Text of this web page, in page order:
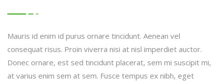
Mauris id enim id purus ornare tincidunt. Aenean vel
consequat risus. Proin viverra nisi at nisl imperdiet auctor.
Donec ornare, est sed tincidunt placerat, sem mi suscipit mi,
at varius enim sem at sem. Fusce tempus ex nibh, eget